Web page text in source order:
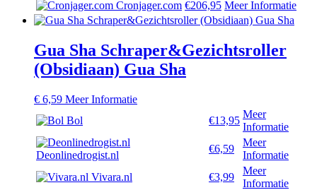
Cronjager.com €206,95 Meer Informatie
Gua Sha Schraper&Gezichtsroller
(Obsidiaan) Gua Sha
€ 6,59 Meer Informatie
Bol
€13,95
Meer
Informatie
Deonlinedrogist.nl
€6,59
Meer
Informatie
Vivara.nl
€3,99
Meer
Informatie